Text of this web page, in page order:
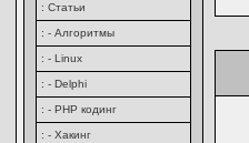
: Статьи
: - Алгоритмы
: - Linux
: - Delphi
: - PHP кодинг
: - Хакинг